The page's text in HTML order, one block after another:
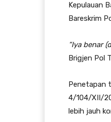
Kepulauan
Bareskrim
“Iya benar
Brigjen Pol
Penetapan
4/104/XII/
lebih jauh